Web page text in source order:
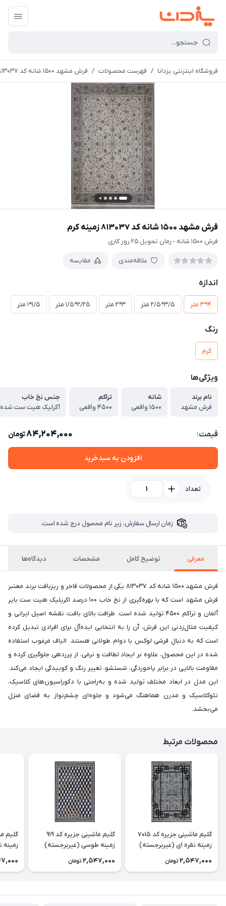
فروشگاه اینترنتی یزدانا / فهرست محصولات / فرش مشهد 1500 شانه کد 813037 زمینه کرم
فرش مشهد 1500 شانه کد 813037 زمینه کرم
فرش 1500 شانه - زمان تحویل 25 روز کاری
علاقه‌مندی مقایسه
اندازه
4*3 متر 3/5*2/5 متر 3*2 متر 2/25*1/5 متر 1/5*1 متر
رنگ
کرم
ویژگی‌ها
نام برند
فرش مشهد
شانه
1500 واقعی
تراکم
4500 واقعی
جنس نخ خاب
آکرلیک هیت ست شده
قیمت: 84,204,000تومان
افزودن به سبدخرید
تعداد
زمان ارسال سفارش، زیر نام محصول درج شده است.
معرفی توضیح کامل مشخصات دیدگاه‌ها
فرش مشهد 1500 شانه کد 813037 یکی از محصولات فاخر و ریزبافت برند معتبر
فرش مشهد است که با بهره‌گیری از نخ خاب 100 درصد اکریلیک هیت ست بایر
آلمان و تراکم 4500 تولید شده است. ظرافت بالای بافت، نقشه اصیل ایرانی و
کیفیت مثال‌زدنی این فرش، آن را به انتخابی ایده‌آل برای افرادی تبدیل کرده
است که به دنبال فرشی لوکس با دوام طولانی هستند. الیاف مرغوب استفاده
شده در این محصول، علاوه بر ایجاد لطافت و نرمی، از پرزدهی جلوگیری کرده و
مقاومت بالایی در برابر پاخوردگی، شستشو، تغییر رنگ و کوبیدگی ایجاد می‌کند.
این مدل در ابعاد مختلف تولید شده و به‌راحتی با دکوراسیون‌های کلاسیک،
نئوکلاسیک و مدرن هماهنگ می‌شود و جلوه‌ای چشم‌نواز به فضای منزل
می‌بخشد.
محصولات مرتبط
گلیم ماشینی جزیره کد 7015
زمینه نقره ای (غیربرجسته)
2,547,000 تومان
گلیم ماشینی جزیره کد 919
زمینه طوسی (غیربرجسته)
2,547,000 تومان
زمینه